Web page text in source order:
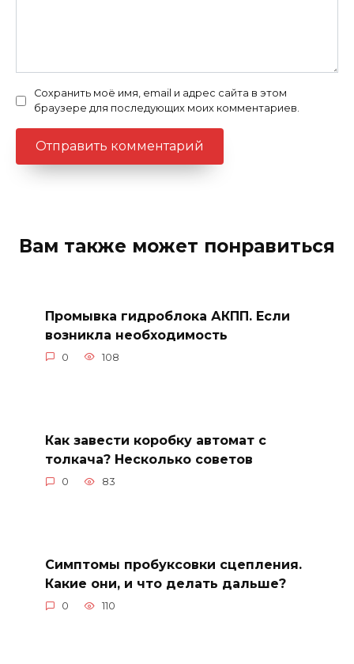
Сохранить моё имя, email и адрес сайта в этом
браузере для последующих моих комментариев.
Вам также может понравиться
Промывка гидроблока АКПП. Если
возникла необходимость
0 108
Как завести коробку автомат с
толкача? Несколько советов
0 83
Симптомы пробуксовки сцепления.
Какие они, и что делать дальше?
0 110